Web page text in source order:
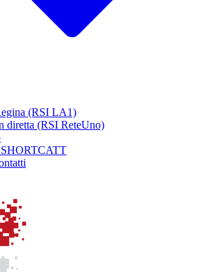
(RSI LA1)
diretta (RSI ReteUno)